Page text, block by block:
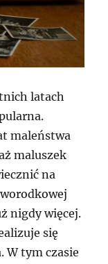
latach
maleństwa
maluszek
na
nigdy więcej.
się
W tym czasie